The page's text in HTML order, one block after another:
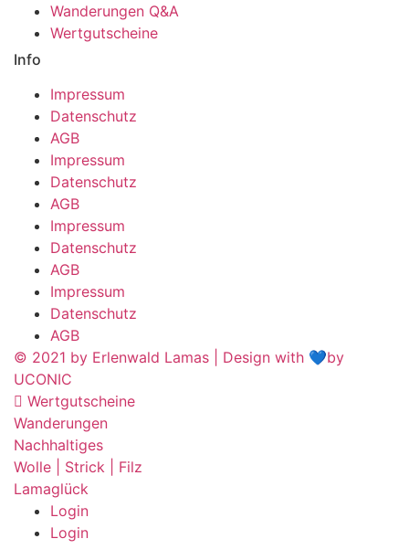
Wanderungen Q&A
Wertgutscheine
Info
Impressum
Datenschutz
AGB
Impressum
Datenschutz
AGB
Impressum
Datenschutz
AGB
Impressum
Datenschutz
AGB
© 2021 by Erlenwald Lamas | Design with 💙by
UCONIC
Wertgutscheine
Wanderungen
Nachhaltiges
Wolle | Strick | Filz
Lamaglück
Login
Login